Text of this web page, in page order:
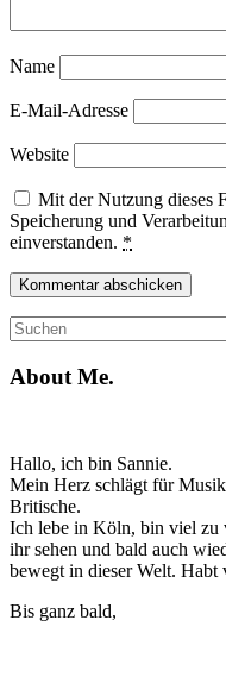
Name
E-Mail-Adresse
Website
Mit der Nutzung dieses
Speicherung und
einverstanden. *
Suche
nach:
About Me.
Hallo, ich bin Sannie.
Mein Herz schlägt für
Britische.
Ich lebe in Köln, bin viel zu
ihr sehen und bald auch
bewegt in dieser Welt. Habt
Bis ganz bald,